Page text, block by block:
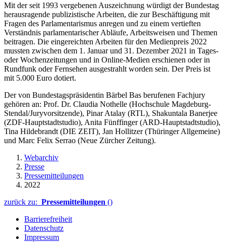
Mit der seit 1993 vergebenen Auszeichnung würdigt der Bundestag
herausragende publizistische Arbeiten, die zur Beschäftigung mit
Fragen des Parlamentarismus anregen und zu einem vertieften
Verständnis parlamentarischer Abläufe, Arbeitsweisen und Themen
beitragen. Die eingereichten Arbeiten für den Medienpreis 2022
mussten zwischen dem 1. Januar und 31. Dezember 2021 in Tages-
oder Wochenzeitungen und in Online-Medien erschienen oder in
Rundfunk oder Fernsehen ausgestrahlt worden sein. Der Preis ist
mit 5.000 Euro dotiert.
Der von Bundestagspräsidentin Bärbel Bas berufenen Fachjury
gehören an: Prof. Dr. Claudia Nothelle (Hochschule Magdeburg-
Stendal/Juryvorsitzende), Pinar Atalay (RTL), Shakuntala Banerjee
(ZDF-Hauptstadtstudio), Anita Fünffinger (ARD-Hauptstadtstudio),
Tina Hildebrandt (DIE ZEIT), Jan Hollitzer (Thüringer Allgemeine)
und Marc Felix Serrao (Neue Zürcher Zeitung).
Webarchiv
Presse
Pressemitteilungen
2022
zurück zu: Pressemitteilungen ()
Barrierefreiheit
Datenschutz
Impressum